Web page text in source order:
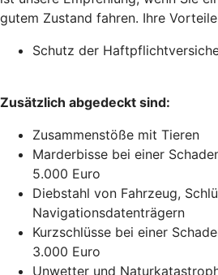
gutem Zustand fahren. Ihre
Schutz der
Zusätzlich abgedeckt sind:
Zusammenstöße mit Tieren
Marderbisse bei einer
5.000 Euro
Diebstahl von Fahrzeug,
Navigationsdatenträgern
Kurzschlüsse bei einer
3.000 Euro
Unwetter und